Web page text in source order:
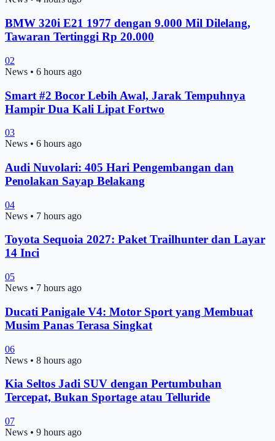
BMW 320i E21 1977 dengan 9.000 Mil Dilelang,
Tawaran Tertinggi Rp 20.000
02
News • 6 hours ago
Smart #2 Bocor Lebih Awal, Jarak Tempuhnya
Hampir Dua Kali Lipat Fortwo
03
News • 6 hours ago
Audi Nuvolari: 405 Hari Pengembangan dan
Penolakan Sayap Belakang
04
News • 7 hours ago
Toyota Sequoia 2027: Paket Trailhunter dan Layar
14 Inci
05
News • 7 hours ago
Ducati Panigale V4: Motor Sport yang Membuat
Musim Panas Terasa Singkat
06
News • 8 hours ago
Kia Seltos Jadi SUV dengan Pertumbuhan
Tercepat, Bukan Sportage atau Telluride
07
News • 9 hours ago